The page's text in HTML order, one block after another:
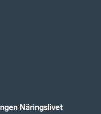
Näringslivet